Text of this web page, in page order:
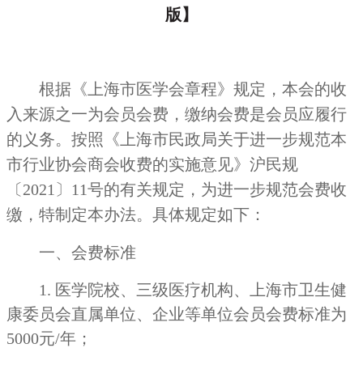
版】
根据《上海市医学会章程》规定，本会的收
入来源之一为会员会费，缴纳会费是会员应履行
的义务。按照《上海市民政局关于进一步规范本
市行业协会商会收费的实施意见》沪民规
〔2021〕11号的有关规定，为进一步规范会费收
缴，特制定本办法。具体规定如下：
一、会费标准
1. 医学院校、三级医疗机构、上海市卫生健
康委员会直属单位、企业等单位会员会费标准为
5000元/年；